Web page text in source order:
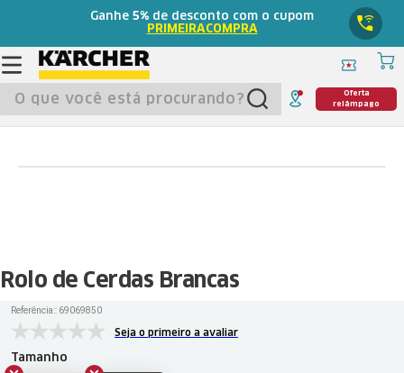
Ganhe 5% de desconto com o cupom
PRIMEIRACOMPRA
O que você está procurando?
Oferta
relâmpago
Rolo de Cerdas Brancas
Referência:: 69069850
Seja o primeiro a avaliar
Tamanho